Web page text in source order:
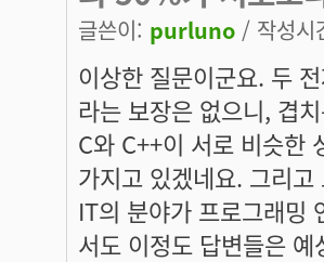
글쓴이: purluno / 작성
이상한 질문이군요. 두
라는 보장은 없으니, 겹
C와 C++이 서로 비슷한
가지고 있겠네요. 그리
IT의 분야가 프로그래밍
서도 이정도 답변들은